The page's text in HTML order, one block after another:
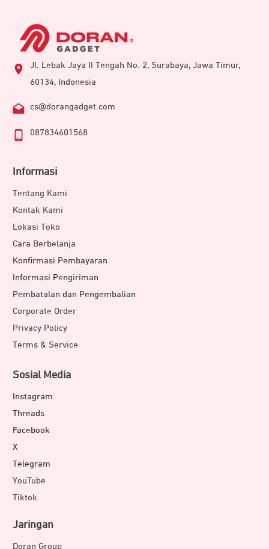
Jl. Lebak Jaya II Tengah No. 2, Surabaya, Jawa Timur,
60134, Indonesia
cs@dorangadget.com
087834601568
Informasi
Tentang Kami
Kontak Kami
Lokasi Toko
Cara Berbelanja
Konfirmasi Pembayaran
Informasi Pengiriman
Pembatalan dan Pengembalian
Corporate Order
Privacy Policy
Terms & Service
Sosial Media
Instagram
Threads
Facebook
X
Telegram
YouTube
Tiktok
Jaringan
Doran Group